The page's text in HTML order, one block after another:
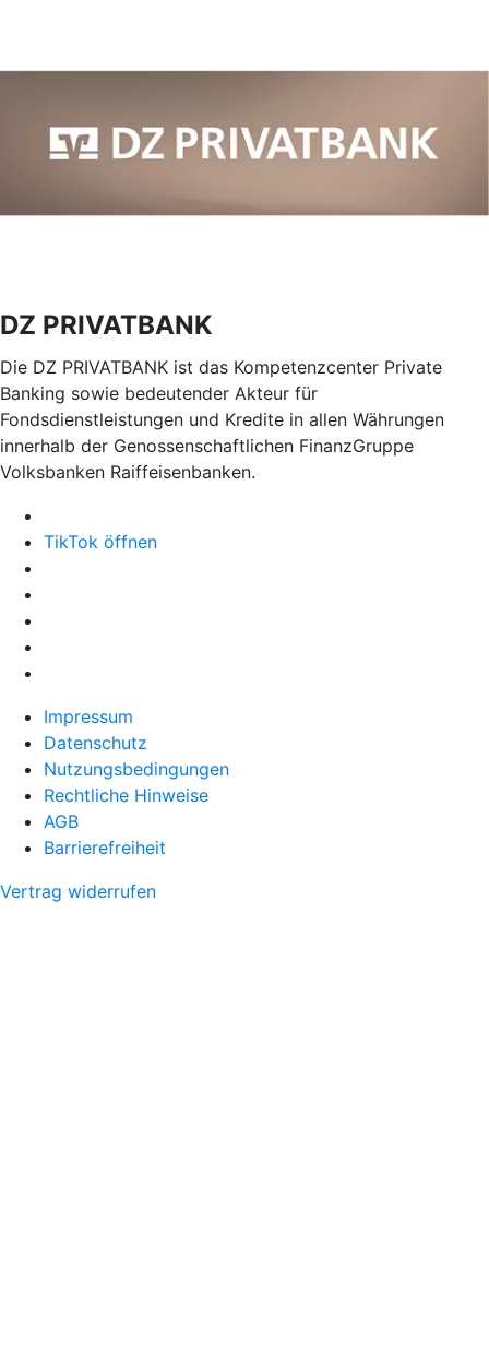
DZ PRIVATBANK
Die DZ PRIVATBANK ist das Kompetenzcenter Private
Banking sowie bedeutender Akteur für
Fondsdienstleistungen und Kredite in allen Währungen
innerhalb der Genossenschaftlichen FinanzGruppe
Volksbanken Raiffeisenbanken.
TikTok öffnen
Impressum
Datenschutz
Nutzungsbedingungen
Rechtliche Hinweise
AGB
Barrierefreiheit
Vertrag widerrufen